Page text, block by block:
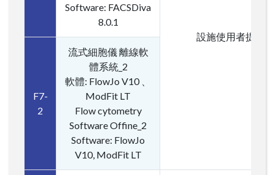
Software: FACSDiva
8.0.1
設施使用者提供
F7-
2
流式細胞儀 離線軟
體系統_2
軟體: FlowJo V10 、
ModFit LT
Flow cytometry
Software Offine_2
Software: FlowJo
V10, ModFit LT